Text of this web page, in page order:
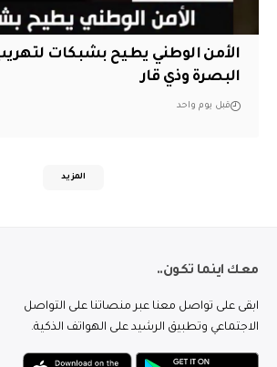
الأمن الوطني يطيح بشبكات
البصرة وذي قار
قبل يوم واحد
المزيد
معك اينما تكون..
ابقى على تواصل معنا عبر منصاتنا على التواصل
الاجتماعي وتطبيق الرشيد على الهواتف الذكية.